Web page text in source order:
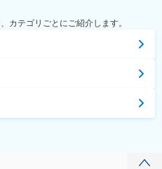
カテゴリごとにご紹介します。